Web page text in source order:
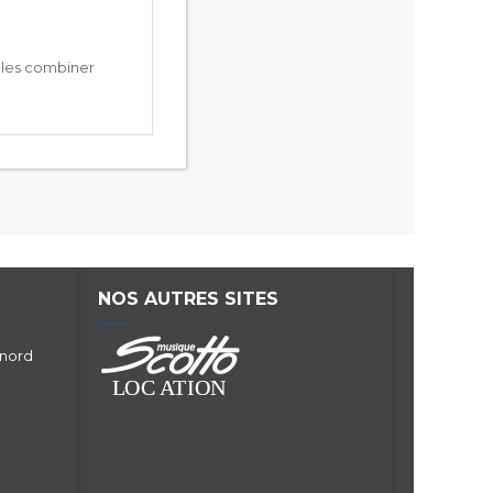
combiner
NOS AUTRES SITES